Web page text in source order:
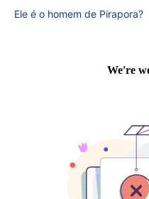
Ele é o homem de Pirapora?